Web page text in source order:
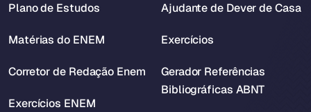
Plano de Estudos
Matérias do ENEM
Corretor de Redação Enem
Exercícios ENEM
Ajudante de Dever de Casa
Exercícios
Gerador Referências
Bibliográficas ABNT